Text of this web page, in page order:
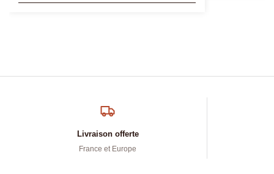
Livraison offerte
France et Europe